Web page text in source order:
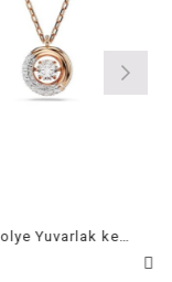
Dextera Kolye Yuvarlak kesim, Beyaz, Pembe altın rengi kaplama